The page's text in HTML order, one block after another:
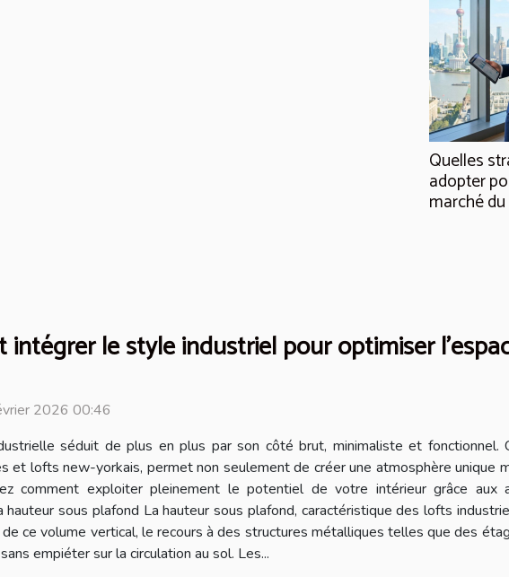
Quelles
adopter
marché
intégrer le style industriel pour optimiser
2026 00:46
séduit de plus en plus par son côté brut, minimaliste et fonctionnel.
et lofts new-yorkais, permet non seulement de créer une atmosphère unique
comment exploiter pleinement le potentiel de votre intérieur grâce aux
sous plafond La hauteur sous plafond, caractéristique des lofts
ce volume vertical, le recours à des structures métalliques telles que des
empiéter sur la circulation au sol. Les...